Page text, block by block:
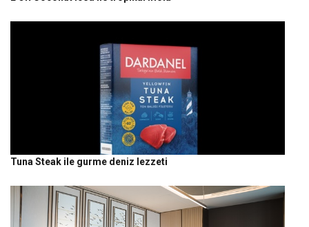
Tuna Steak ile gurme deniz lezzeti